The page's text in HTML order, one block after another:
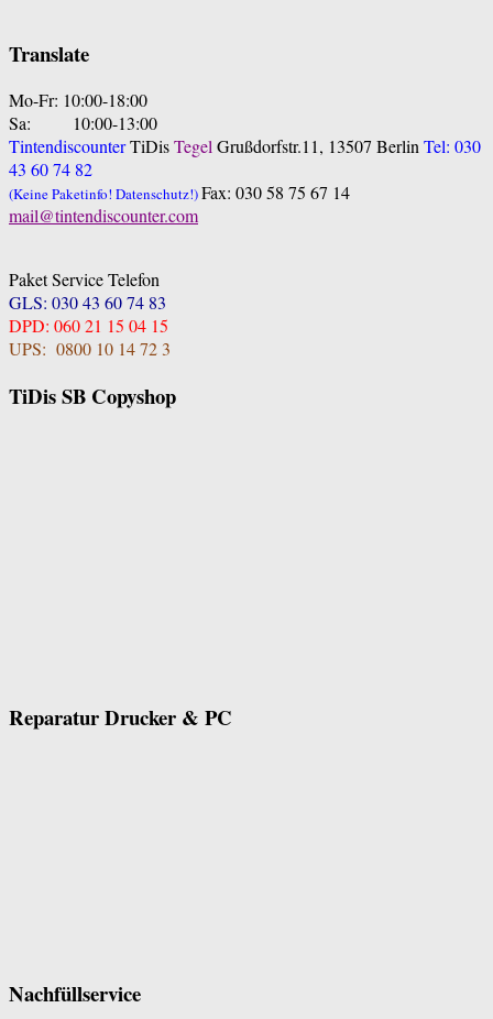
Translate
Mo-Fr: 10:00-18:00
Sa: 10:00-13:00
TintendiscounterTiDisTegelGrußdorfstr.11, 13507 BerlinTel: 030
43 60 74 82
(Keine Paketinfo! Datenschutz!)Fax: 030 58 75 67 14
mail@tintendiscounter.com
Paket Service Telefon
GLS: 030 43 60 74 83
DPD: 060 21 15 04 15
UPS: 0800 10 14 72 3
TiDis SB Copyshop
Reparatur Drucker & PC
Nachfüllservice